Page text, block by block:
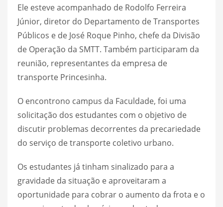
Ele esteve acompanhado de Rodolfo Ferreira
Júnior, diretor do Departamento de Transportes
Públicos e de José Roque Pinho, chefe da Divisão
de Operação da SMTT. Também participaram da
reunião, representantes da empresa de
transporte Princesinha.
O encontrono campus da Faculdade, foi uma
solicitação dos estudantes com o objetivo de
discutir problemas decorrentes da precariedade
do serviço de transporte coletivo urbano.
Os estudantes já tinham sinalizado para a
gravidade da situação e aproveitaram a
oportunidade para cobrar o aumento da frota e o